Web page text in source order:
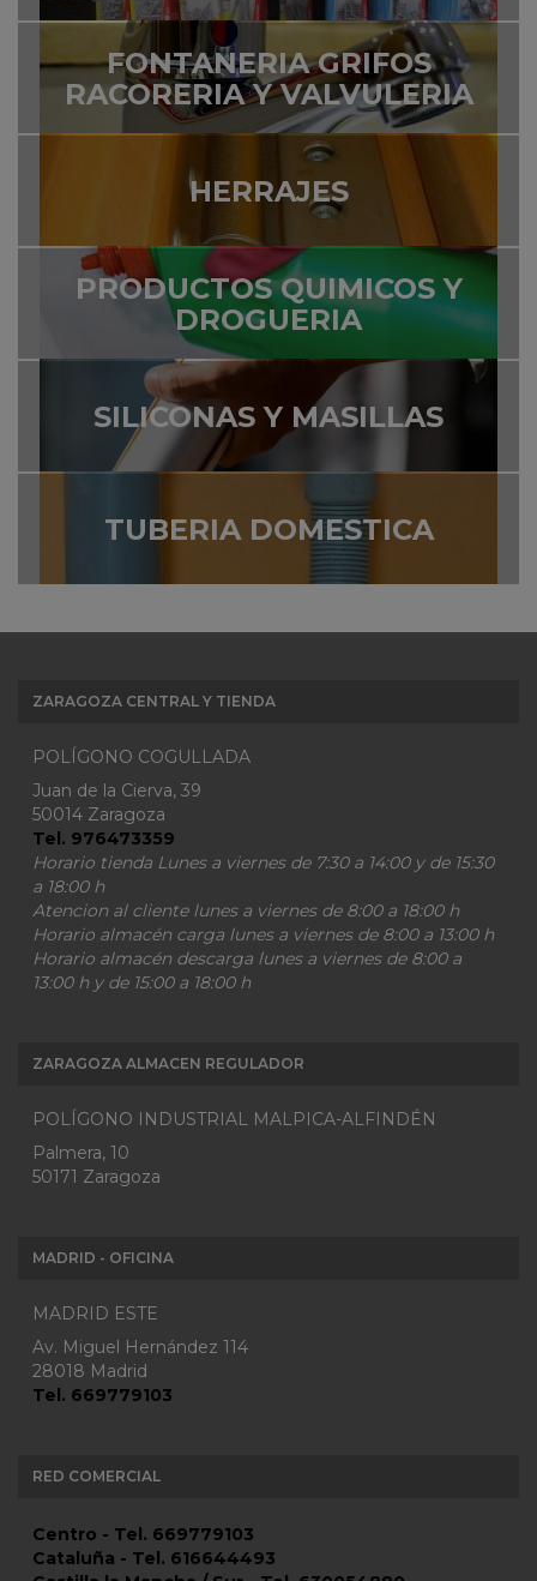
FONTANERIA GRIFOS
RACORERIA Y VALVULERIA
HERRAJES
PRODUCTOS QUIMICOS Y
DROGUERIA
SILICONAS Y MASILLAS
TUBERIA DOMESTICA
ZARAGOZA CENTRAL Y TIENDA
POLÍGONO COGULLADA
Juan de la Cierva, 39
50014 Zaragoza
Tel. 976473359
Horario tienda Lunes a viernes de 7:30 a 14:00 y de 15:30
a 18:00 h
Atencion al cliente lunes a viernes de 8:00 a 18:00 h
Horario almacén carga lunes a viernes de 8:00 a 13:00 h
Horario almacén descarga lunes a viernes de 8:00 a
13:00 h y de 15:00 a 18:00 h
ZARAGOZA ALMACEN REGULADOR
POLÍGONO INDUSTRIAL MALPICA-ALFINDÉN
Palmera, 10
50171 Zaragoza
MADRID - OFICINA
MADRID ESTE
Av. Miguel Hernández 114
28018 Madrid
Tel. 669779103
RED COMERCIAL
Centro - Tel. 669779103
Cataluña - Tel. 616644493